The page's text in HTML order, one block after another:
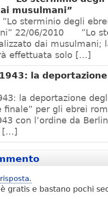
musulmani”
”Lo sterminio degli
22/06/2010 ”Lo
dai musulmani;
effettuata solo […]
la
la deportazione
finale” per gli ebrei
con l’ordine da
[…]
gratis e bastano pochi